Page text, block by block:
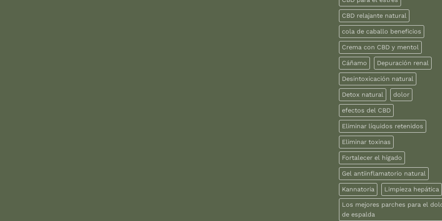
CBD relajante natural
cola de caballo beneficios
Crema con CBD y mentol
Cáñamo Depuración renal
Desintoxicación natural
Detox natural dolor
efectos del CBD
Eliminar líquidos retenidos
Eliminar toxinas
Fortalecer el hígado
Gel antiinflamatorio natural
Kannatoria Limpieza hepática
Los mejores parches para el
de espalda